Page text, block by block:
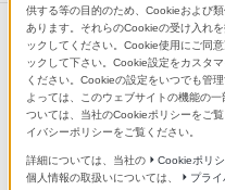
長時間モードで
「インテリジェ
搭載
供する等の目的のため、Cookieおよび
あります。それらのCookieの受け入れ
ックしてください。Cookie使用にご同
ックして下さい。Cookie設定をカスタ
ください。Cookieの設定をいつでも管
よっては、このウェブサイトの機能の
ついては、当社のCookieポリシーをご
イバシーポリシーをご覧ください。
詳細については、当社の Cookieポリ
個人情報の取扱いについては、
プラ